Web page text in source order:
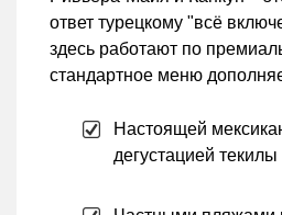
ответ турецкому "всё
здесь работают по
стандартное меню
Настоящей
дегустацией текилы